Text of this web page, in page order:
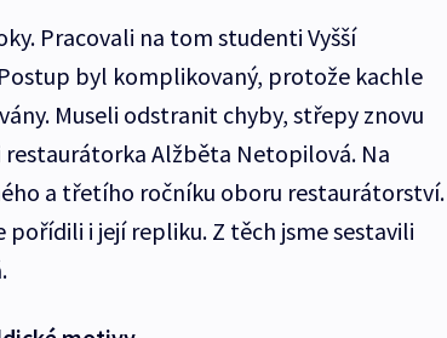
Pracovali na tom studenti Vyšší
byl komplikovaný, protože kachle
Museli odstranit chyby, střepy znovu
Alžběta Netopilová. Na
a třetího ročníku oboru restaurátorství.
pořídili i její repliku. Z těch jsme sestavili